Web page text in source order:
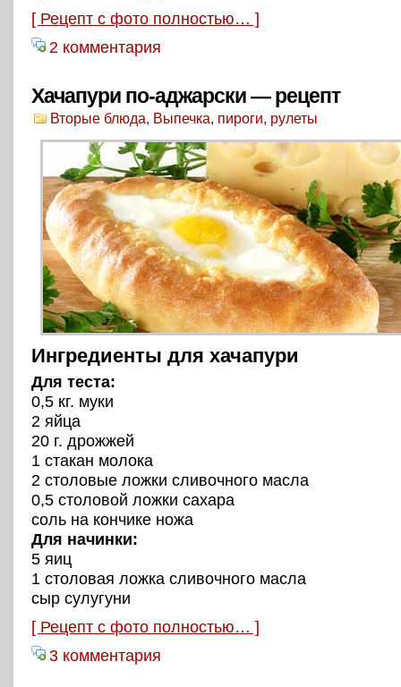
[ Рецепт с фото полностью… ]
2 комментария
Хачапури по-аджарски — рецепт
Вторые блюда, Выпечка, пироги, рулеты
Ингредиенты для хачапури
Для теста:
0,5 кг. муки
2 яйца
20 г. дрожжей
1 стакан молока
2 столовые ложки сливочного масла
0,5 столовой ложки сахара
соль на кончике ножа
Для начинки:
5 яиц
1 столовая ложка сливочного масла
сыр сулугуни
[ Рецепт с фото полностью… ]
3 комментария